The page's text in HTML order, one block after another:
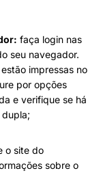
faça login nas
seu navegador.
impressas no
por opções
e verifique se há
o site do
sobre o